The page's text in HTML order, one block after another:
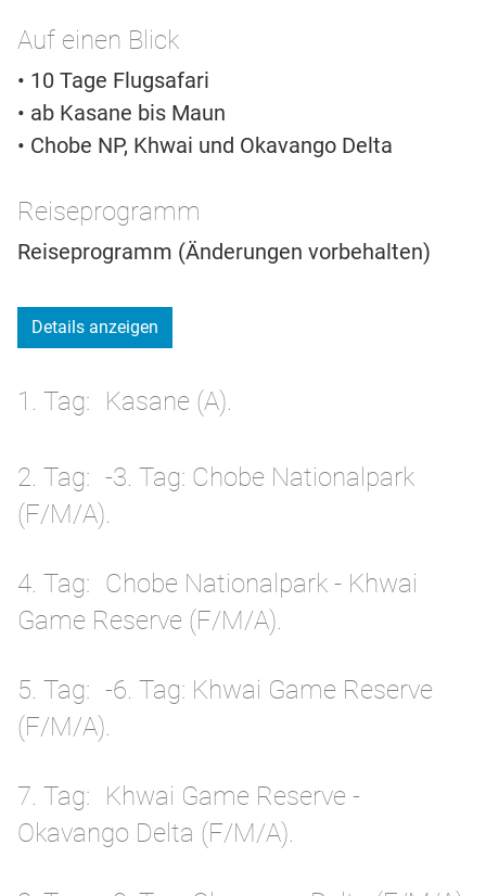
Auf einen Blick
• 10 Tage Flugsafari
• ab Kasane bis Maun
• Chobe NP, Khwai und Okavango Delta
Reiseprogramm
Reiseprogramm (Änderungen vorbehalten)
Details anzeigen
1. Tag Kasane (A).
2. Tag
-3. Tag: Chobe Nationalpark
(F/M/A).
4. Tag
Chobe Nationalpark - Khwai
Game Reserve (F/M/A).
5. Tag
-6. Tag: Khwai Game Reserve
(F/M/A).
7. Tag
Khwai Game Reserve -
Okavango Delta (F/M/A).